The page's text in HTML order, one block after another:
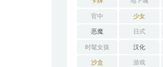
官中 少女
恶魔 日式
时髦女孩 汉化
沙盒 游戏